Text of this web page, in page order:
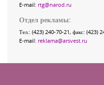
E-mail: rtg@narod.ru
Отдел рекламы:
Тел.: (423) 240-70-21, факс: (423)
E-mail: reklama@arsvest.ru